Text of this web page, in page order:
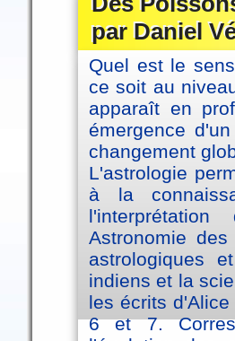
par Daniel
Quel est le
ce soit au
apparaît en
émergence
changement
L'astrologie
à la
Astronomie
astrologiques
indiens et la
les écrits
6 et 7.